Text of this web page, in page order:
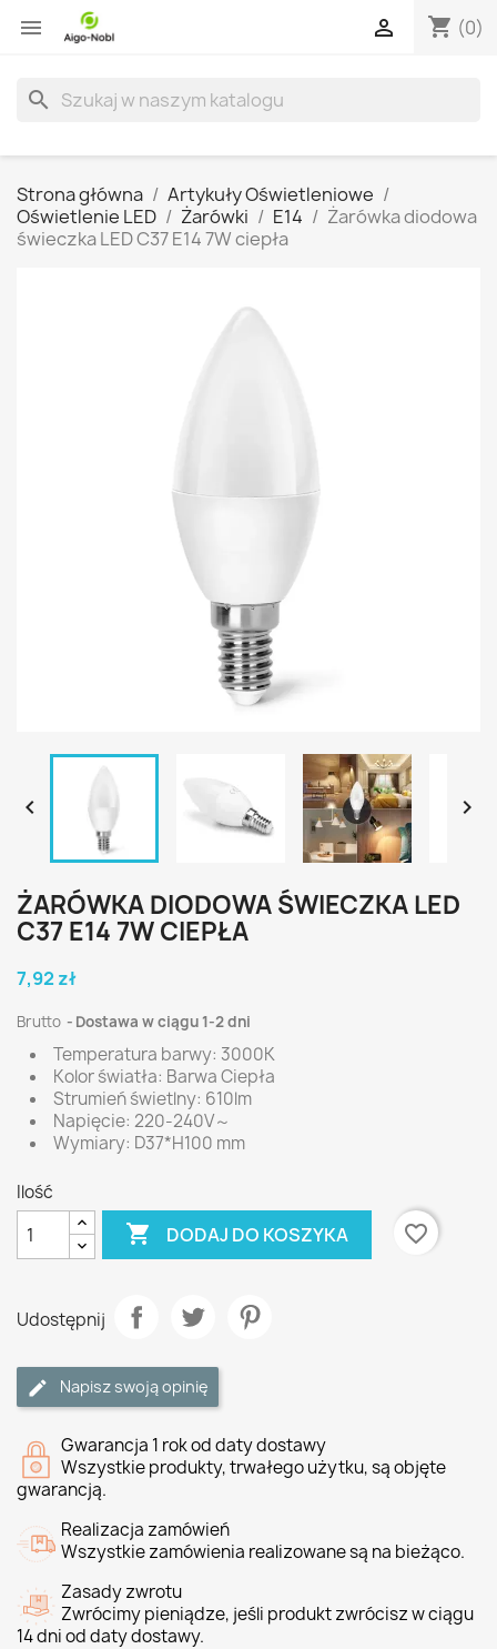
 shopping_cart (0)

search
Strona główna
Artykuły Oświetleniowe
Oświetlenie LED
Żarówki E14
Żarówka diodowa
świeczka LED C37 E14 7W ciepła
 
ŻARÓWKA DIODOWA ŚWIECZKA LED
C37 E14 7W CIEPŁA
7,92 zł
Brutto Dostawa w ciągu 1-2 dni
Temperatura barwy: 3000K
Kolor światła: Barwa Ciepła
Strumień świetlny: 610lm
Napięcie: 220-240V～
Wymiary: D37*H100 mm
Ilość
 DODAJ DO KOSZYKA favorite_border
Udostępnij
Napisz swoją opinię
Gwarancja 1 rok od daty dostawy
Wszystkie produkty, trwałego użytku, są objęte
gwarancją.
Realizacja zamówień
Wszystkie zamówienia realizowane są na bieżąco.
Zasady zwrotu
Zwrócimy pieniądze, jeśli produkt zwrócisz w ciągu
14 dni od daty dostawy.